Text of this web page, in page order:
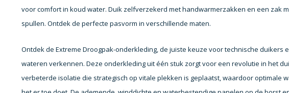
voor comfort in koud water. Duik zelfverzekerd met handwarmerzakken en een zak
spullen. Ontdek de perfecte pasvorm in verschillende maten.
Ontdek de Extreme Droogpak-onderkleding, de juiste keuze voor technische duikers
wateren verkennen. Deze onderkleding uit één stuk zorgt voor een revolutie in het
verbeterde isolatie die strategisch op vitale plekken is geplaatst, waardoor optimale